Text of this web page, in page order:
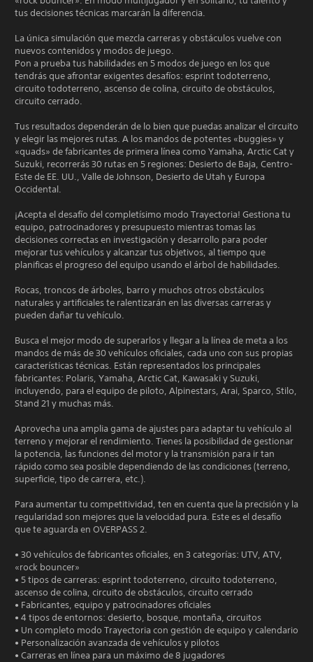
tus decisiones técnicas marcarán la diferencia.
La única simulación que mezcla carreras y obstáculos vuelve con
nuevos contenidos y modos de juego.
Pon a prueba tus habilidades en 5 modos de juego en los que
tendrás que afrontar exigentes desafíos: esprint todoterreno,
circuito todoterreno, ascenso de colina, circuito de obstáculos,
circuito cerrado.
Tus resultados dependerán de lo bien que puedas analizar el circuito
y elegir las mejores rutas. A los mandos de potentes «buggies» y
«quads» de fabricantes de primera línea como Yamaha, Arctic Cat y
Suzuki, recorrerás 30 rutas en 5 regiones: Desierto de Baja, Centro-
Este de EE. UU., Valle de Johnson, Desierto de Utah y Europa
Occidental.
¡Acepta el desafío del completísimo modo Trayectoria! Gestiona tu
equipo, patrocinadores y presupuesto mientras tomas las
decisiones correctas en investigación y desarrollo para poder
mejorar tus vehículos y alcanzar tus objetivos, al tiempo que
planificas el progreso del equipo usando el árbol de habilidades.
Rocas, troncos de árboles, barro y muchos otros obstáculos
naturales y artificiales te ralentizarán en las diversas carreras y
pueden dañar tu vehículo.
Busca el mejor modo de superarlos y llegar a la línea de meta a los
mandos de más de 30 vehículos oficiales, cada uno con sus propias
características técnicas. Están representados los principales
fabricantes: Polaris, Yamaha, Arctic Cat, Kawasaki y Suzuki,
incluyendo, para el equipo de piloto, Alpinestars, Arai, Sparco, Stilo,
Stand 21 y muchas más.
Aprovecha una amplia gama de ajustes para adaptar tu vehículo al
terreno y mejorar el rendimiento. Tienes la posibilidad de gestionar
la potencia, las funciones del motor y la transmisión para ir tan
rápido como sea posible dependiendo de las condiciones (terreno,
superficie, tipo de carrera, etc.).
Para aumentar tu competitividad, ten en cuenta que la precisión y la
regularidad son mejores que la velocidad pura. Este es el desafío
que te aguarda en OVERPASS 2.
• 30 vehículos de fabricantes oficiales, en 3 categorías: UTV, ATV,
«rock bouncer»
• 5 tipos de carreras: esprint todoterreno, circuito todoterreno,
ascenso de colina, circuito de obstáculos, circuito cerrado
• Fabricantes, equipo y patrocinadores oficiales
• 4 tipos de entornos: desierto, bosque, montaña, circuitos
• Un completo modo Trayectoria con gestión de equipo y calendario
• Personalización avanzada de vehículos y pilotos
• Carreras en línea para un máximo de 8 jugadores